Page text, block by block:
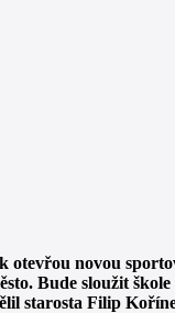
otevřou novou
Bude sloužit
starosta Filip